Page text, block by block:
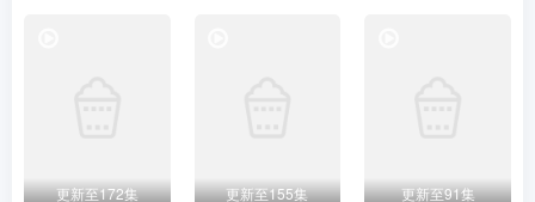
更新至172集
更新至155集
更新至91集